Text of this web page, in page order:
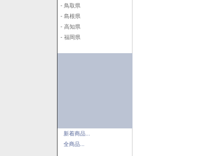
- 鳥取県
- 島根県
- 高知県
- 福岡県
新着商品...
全商品...